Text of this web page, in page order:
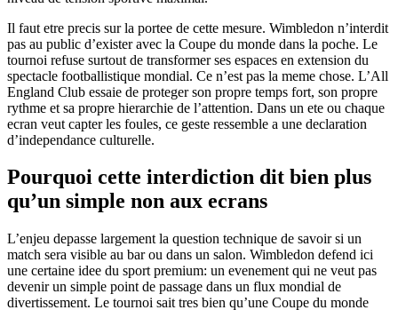
Il faut etre precis sur la portee de cette mesure. Wimbledon n’interdit
pas au public d’exister avec la Coupe du monde dans la poche. Le
tournoi refuse surtout de transformer ses espaces en extension du
spectacle footballistique mondial. Ce n’est pas la meme chose. L’All
England Club essaie de proteger son propre temps fort, son propre
rythme et sa propre hierarchie de l’attention. Dans un ete ou chaque
ecran veut capter les foules, ce geste ressemble a une declaration
d’independance culturelle.
Pourquoi cette interdiction dit bien plus
qu’un simple non aux ecrans
L’enjeu depasse largement la question technique de savoir si un
match sera visible au bar ou dans un salon. Wimbledon defend ici
une certaine idee du sport premium: un evenement qui ne veut pas
devenir un simple point de passage dans un flux mondial de
divertissement. Le tournoi sait tres bien qu’une Coupe du monde